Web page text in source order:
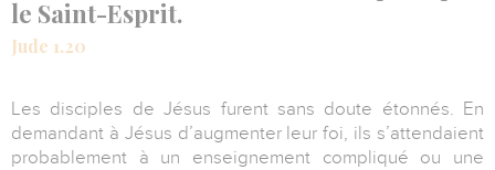
le Saint-Esprit.
Jude 1.20
Les disciples de Jésus furent sans doute étonnés. En
demandant à Jésus d’augmenter leur foi, ils s’attendaient
probablement à un enseignement compliqué ou une